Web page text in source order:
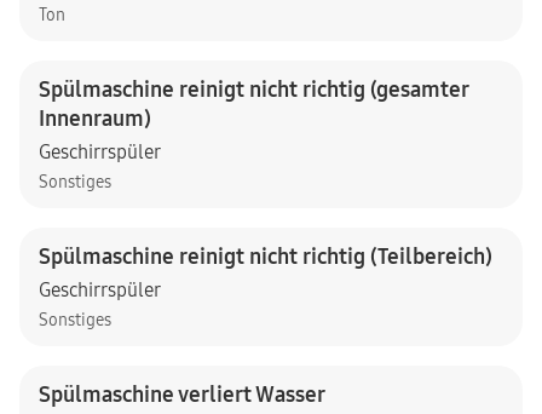
Ton
Spülmaschine reinigt nicht richtig (gesamter
Innenraum)
Geschirrspüler
Sonstiges
Spülmaschine reinigt nicht richtig (Teilbereich)
Geschirrspüler
Sonstiges
Spülmaschine verliert Wasser